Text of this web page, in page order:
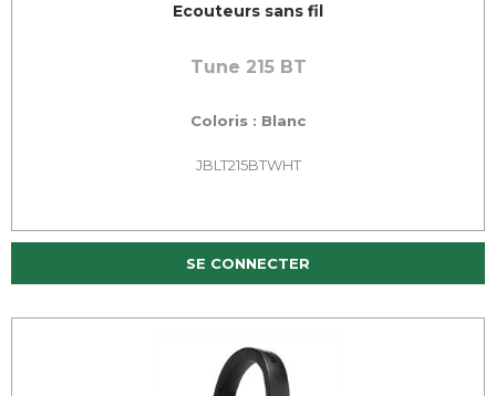
Ecouteurs sans fil
Tune 215 BT
Coloris : Blanc
JBLT215BTWHT
SE CONNECTER